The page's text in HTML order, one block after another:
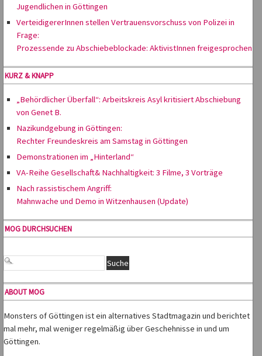
Jugendlichen in Göttingen
VerteidigererInnen stellen Vertrauensvorschuss von Polizei in
Frage:
Prozessende zu Abschiebeblockade: AktivistInnen freigesprochen
KURZ & KNAPP
„Behördlicher Überfall“: Arbeitskreis Asyl kritisiert Abschiebung
von Genet B.
Nazikundgebung in Göttingen:
Rechter Freundeskreis am Samstag in Göttingen
Demonstrationen im „Hinterland“
VA-Reihe Gesellschaft& Nachhaltigkeit: 3 Filme, 3 Vorträge
Nach rassistischem Angriff:
Mahnwache und Demo in Witzenhausen (Update)
MOG DURCHSUCHEN
ABOUT MOG
Monsters of Göttingen ist ein alternatives Stadtmagazin und berichtet
mal mehr, mal weniger regelmäßig über Geschehnisse in und um
Göttingen.